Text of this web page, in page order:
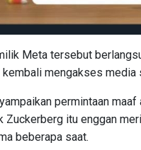
Meta tersebut
kembali mengakses
permintaan maaf
Zuckerberg itu enggan
beberapa saat.